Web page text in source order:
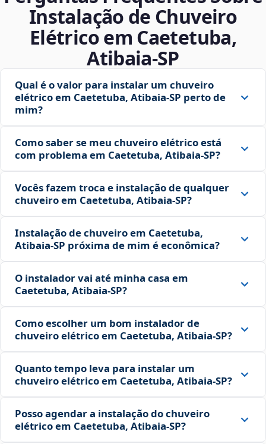
Instalação de Chuveiro
Elétrico em Caetetuba,
Atibaia‑SP
Qual é o valor para instalar um chuveiro
elétrico em Caetetuba, Atibaia‑SP perto de
mim?
Como saber se meu chuveiro elétrico está
com problema em Caetetuba, Atibaia‑SP?
Vocês fazem troca e instalação de qualquer
chuveiro em Caetetuba, Atibaia‑SP?
Instalação de chuveiro em Caetetuba,
Atibaia‑SP próxima de mim é econômica?
O instalador vai até minha casa em
Caetetuba, Atibaia‑SP?
Como escolher um bom instalador de
chuveiro elétrico em Caetetuba, Atibaia‑SP?
Quanto tempo leva para instalar um
chuveiro elétrico em Caetetuba, Atibaia‑SP?
Posso agendar a instalação do chuveiro
elétrico em Caetetuba, Atibaia‑SP?